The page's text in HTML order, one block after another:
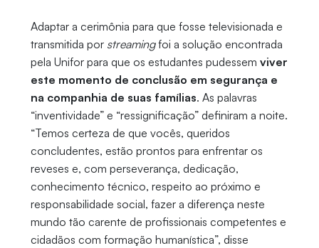
Adaptar a cerimônia para que fosse televisionada e
transmitida por streamingfoi a solução encontrada
pela Unifor para que os estudantes pudessem viver
este momento de conclusão em segurança e
na companhia de suas famílias. As palavras
“inventividade” e “ressignificação” definiram a noite.
“Temos certeza de que vocês, queridos
concludentes, estão prontos para enfrentar os
reveses e, com perseverança, dedicação,
conhecimento técnico, respeito ao próximo e
responsabilidade social, fazer a diferença neste
mundo tão carente de profissionais competentes e
cidadãos com formação humanística”, disse